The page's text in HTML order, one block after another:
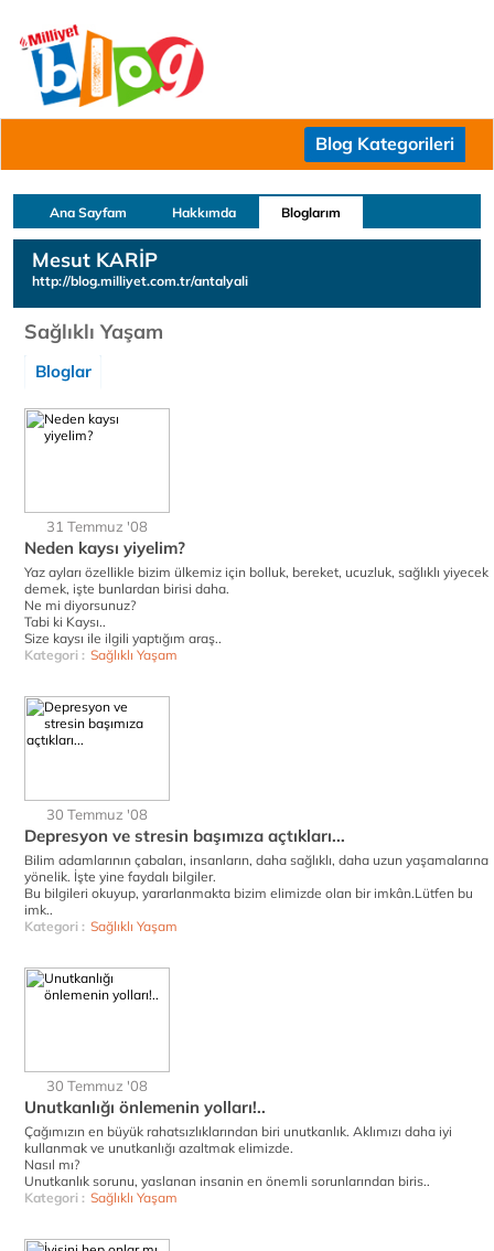
Blog Kategorileri
Ana Sayfam Hakkımda Bloglarım
Mesut KARİP
http://blog.milliyet.com.tr/antalyali
Sağlıklı Yaşam
Bloglar
31 Temmuz '08
Neden kaysı yiyelim?
Yaz ayları özellikle bizim ülkemiz için bolluk, bereket, ucuzluk, sağlıklı yiyecek
demek, işte bunlardan birisi daha.
Ne mi diyorsunuz?
Tabi ki Kaysı..
Size kaysı ile ilgili yaptığım araş..
Kategori : Sağlıklı Yaşam
30 Temmuz '08
Depresyon ve stresin başımıza açtıkları...
Bilim adamlarının çabaları, insanların, daha sağlıklı, daha uzun yaşamalarına
yönelik. İşte yine faydalı bilgiler.
Bu bilgileri okuyup, yararlanmakta bizim elimizde olan bir imkân.Lütfen bu
imk..
Kategori : Sağlıklı Yaşam
30 Temmuz '08
Unutkanlığı önlemenin yolları!..
Çağımızın en büyük rahatsızlıklarından biri unutkanlık. Aklımızı daha iyi
kullanmak ve unutkanlığı azaltmak elimizde.
Nasıl mı?
Unutkanlık sorunu, yaslanan insanin en önemli sorunlarından biris..
Kategori : Sağlıklı Yaşam